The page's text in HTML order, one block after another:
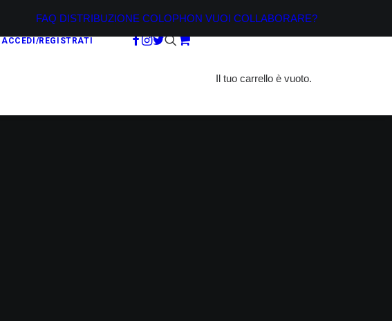
FAQ DISTRIBUZIONE COLOPHON VUOI COLLABORARE?
ACCEDI/REGISTRATI
Il tuo carrello è vuoto.